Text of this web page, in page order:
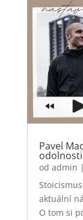
Pavel
odolnosti
od admin |
aktuální
O tom si